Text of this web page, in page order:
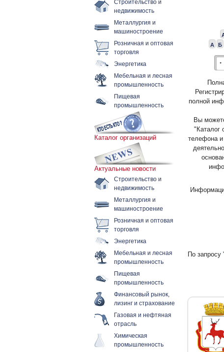
Строительство и
недвижимость
Металлургия и
машиностроение
Розничная и оптовая
торговля
Энергетика
Мебельная и лесная
промышленность
Пищевая
промышленность
Каталог организаций
Актуальные новости
Строительство и
недвижимость
Металлургия и
машиностроение
Розничная и оптовая
торговля
Энергетика
Мебельная и лесная
промышленность
Пищевая
промышленность
Финансовый рынок,
лизинг и страхование
Газовая и нефтяная
отрасль
Химическая
промышленность
А
Б
полной
Вы
"Каталог
телефона и
По запросу